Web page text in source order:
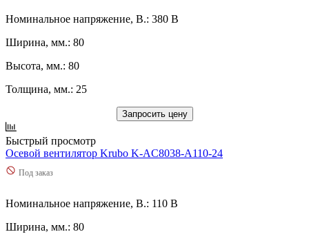
Номинальное напряжение, В.: 380 В
Ширина, мм.: 80
Высота, мм.: 80
Толщина, мм.: 25
Запросить цену
Быстрый просмотр
Осевой вентилятор Krubo K-AC8038-A110-24
Под заказ
Номинальное напряжение, В.: 110 В
Ширина, мм.: 80